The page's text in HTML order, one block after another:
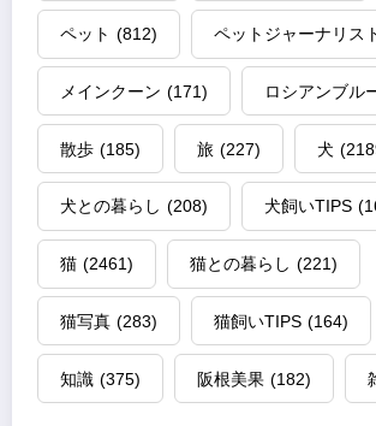
ペット (812) ペットジャーナリス
メインクーン (171) ロシアンブル
散歩 (185) 旅 (227) 犬
犬との暮らし (208) 犬飼いTIPS
猫 (2461) 猫との暮らし (221)
猫写真 (283) 猫飼いTIPS (164)
知識 (375) 阪根美果 (182)